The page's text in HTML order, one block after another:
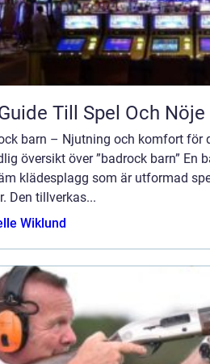
Till Spel Och
barn – Njutning och komfort för
översikt över ”badrock barn” En
klädesplagg som är utformad
Den tillverkas...
Wiklund